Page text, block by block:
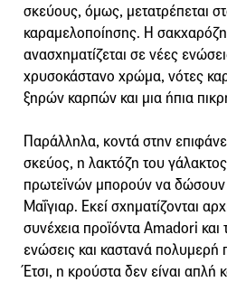
σκεύους, όμως, μετατρέπεται
καραμελοποίησης. Η σακχαρόζη
ανασχηματίζεται σε νέες
χρυσοκάστανο χρώμα, νότες
ξηρών καρπών και μια ήπια
Παράλληλα, κοντά στην
σκεύος, η λακτόζη του
πρωτεϊνών μπορούν να δώσουν
Μαΐγιαρ. Εκεί σχηματίζονται
συνέχεια προϊόντα Amadori και
ενώσεις και καστανά
Έτσι, η κρούστα δεν είναι απλή